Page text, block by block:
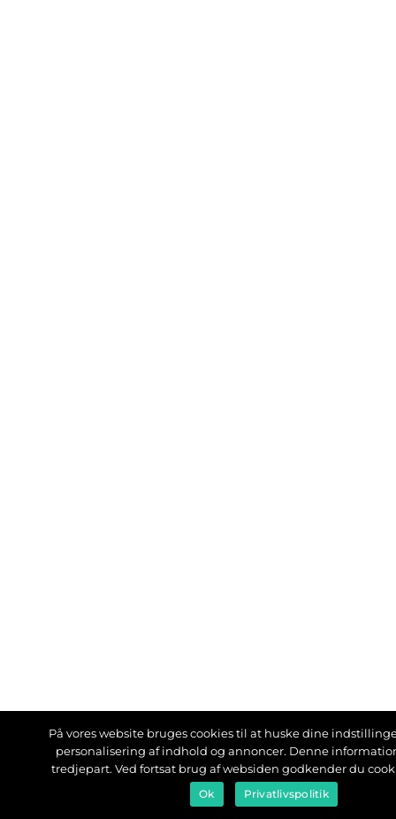
På vores website bruges cookies til at huske dine
personalisering af indhold og annoncer. Denne
tredjepart. Ved fortsat brug af websiden godkender du
Ok Privatlivspolitik